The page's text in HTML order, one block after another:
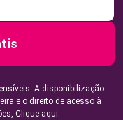
A disponibilização
e o direito de acesso à
Clique aqui.